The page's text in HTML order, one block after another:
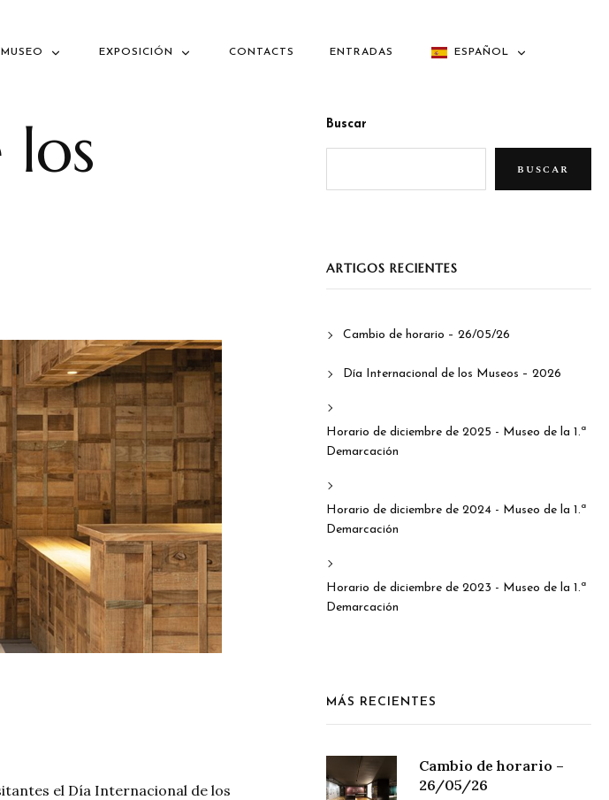
MUSEO EXPOSICIÓN CONTACTS ENTRADAS ESPAÑOL
el Día Internacional de los
Buscar
BUSCAR
ARTIGOS RECIENTES
Cambio de horario – 26/05/26
Día Internacional de los Museos – 2026
Horario de diciembre de 2025 - Museo de la 1.ª
Demarcación
Horario de diciembre de 2024 - Museo de la 1.ª
Demarcación
Horario de diciembre de 2023 - Museo de la 1.ª
Demarcación
MÁS RECIENTES
Cambio de horario –
26/05/26